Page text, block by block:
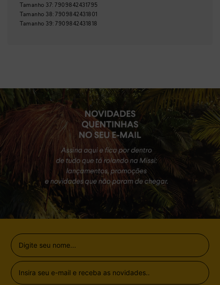
Tamanho 37:7909842431795
Tamanho 38:7909842431801
Tamanho 39:7909842431818